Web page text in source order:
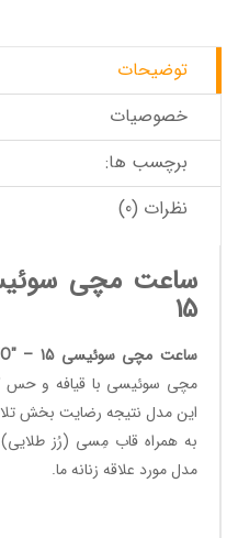
توضیحات
خصوصیات
برچسب ها:
نظرات (0)
15
ساعت مچی سوئیسی SLOW "MO" – 15
مچی سوئیسی با قیافه و حس
این مدل نتیجه رضایت بخش
به همراه قاب مِسی (رُز طلایی)
مدل مورد علاقه زنانه ما.